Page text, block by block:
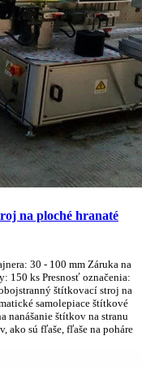
na ploché hranaté
30 - 100 mm Záruka na
150 ks Presnosť označenia:
štítkovací stroj na
samolepiace štítkové
nanášanie štítkov na stranu
sú fľaše, fľaše na poháre